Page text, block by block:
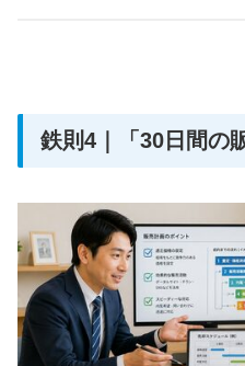
鉄則4｜「30日間の